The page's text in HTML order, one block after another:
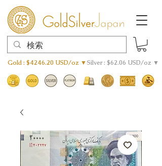
Gold : $4246.20 USD/oz ▼Silver : $62.06 USD/oz ▼